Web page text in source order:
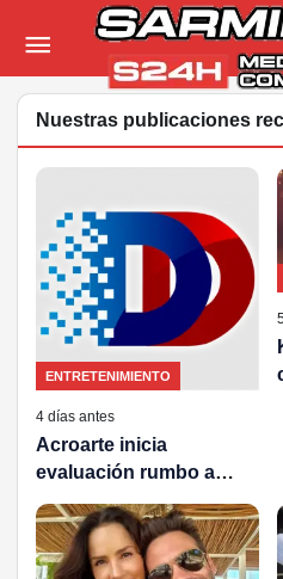
Nuestras publicaciones
ENTRETENIMIENTO
4 días antes
Acroarte inicia
evaluación rumbo a
Premios Soberano 2027